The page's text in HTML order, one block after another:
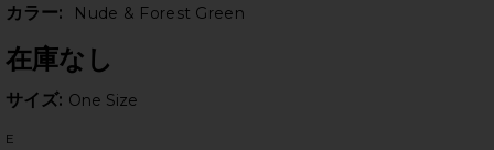
カラー: Nude & Forest Green
在庫なし
サイズ: One Size
E